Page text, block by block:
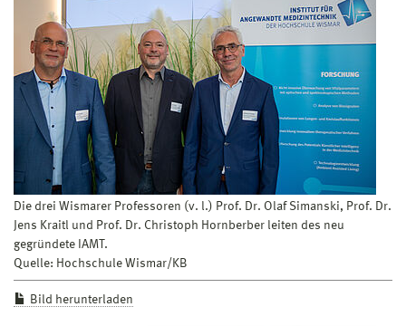
Die drei Wismarer Professoren (v. l.) Prof. Dr. Olaf Simanski, Prof. Dr.
Jens Kraitl und Prof. Dr. Christoph Hornberber leiten des neu
gegründete IAMT.
Quelle: Hochschule Wismar/KB
Bild herunterladen